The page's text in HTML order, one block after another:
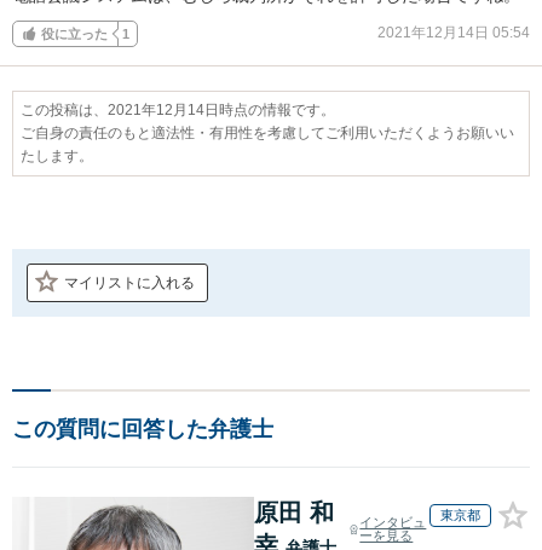
役に立った 1 2021年12月14日 05:54
この投稿は、2021年12月14日時点の情報です。
ご自身の責任のもと適法性・有用性を考慮してご利用いただくようお願いい
たします。
マイリストに入れる
この質問に回答した弁護士
原田 和
幸
インタビュ
ーを見る
東京都